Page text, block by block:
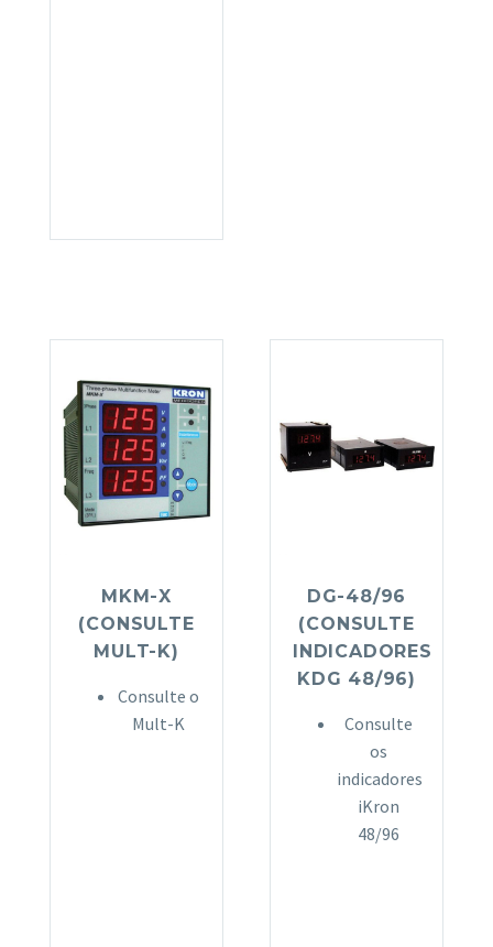
MKM-X
(CONSULTE
MULT-K)
Consulte o
Mult-K
DG-48/96
(CONSULTE
INDICADORES
KDG 48/96)
Consulte
os
indicadores
iKron
48/96